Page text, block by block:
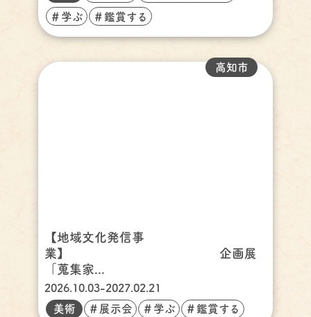
＃学ぶ ＃鑑賞する
【地域文化発信事
業】 企画展
「蒐集家...
高知市
2026.10.03-2027.02.21
美術
＃展示会 ＃学ぶ ＃鑑賞する